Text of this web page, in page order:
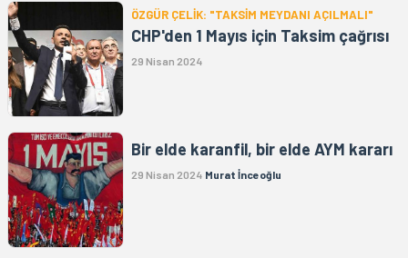
ÖZGÜR ÇELİK: "TAKSİM MEYDANI AÇILMALI"
CHP'den 1 Mayıs için Taksim çağrısı
29 Nisan 2024
Bir elde karanfil, bir elde AYM kararı
29 Nisan 2024 Murat İnceoğlu